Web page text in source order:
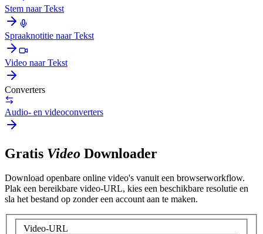
Stem naar Tekst
Spraaknotitie naar Tekst
Video naar Tekst
Converters
Audio- en videoconverters
Gratis Video Downloader
Download openbare online video's vanuit een browserworkflow.
Plak een bereikbare video-URL, kies een beschikbare resolutie en
sla het bestand op zonder een account aan te maken.
Video-URL